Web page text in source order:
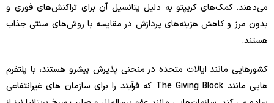
می‌دهند. کمک‌های کریپتو به دلیل پتانسیل آن برای تراکنش‌های فوری و
بدون مرز و کاهش هزینه‌های پردازش در مقایسه با روش‌های سنتی جذاب
هستند.
کشورهایی مانند ایالات متحده در منحنی پذیرش پیشرو هستند، با پلتفرم
هایی مانند The Giving Block که فرآیند را برای سازمان های غیرانتفاعی